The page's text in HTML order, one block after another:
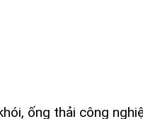
ống thải công